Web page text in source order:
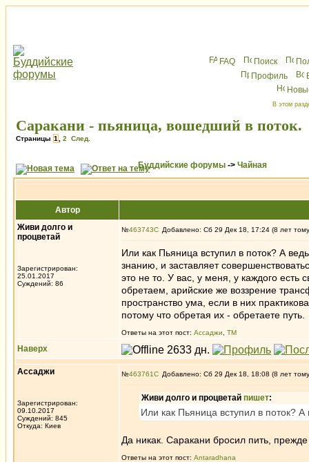
FAQ Поиск
Профиль
В этом
Саракани - пьяница, вошедший в поток.
Страницы 1 2 След.
Буддийские форумы -> Чайная
Автор
Живи долго и
процветай
Зарегистрирован:
25.01.2017
Суждений: 86
№463743 Добавлено: Сб 29 Дек 18, 17:24 (8 лет
Или как Пьяница вступил в поток? А
знанию, и заставляет
это не то. У вас, у меня, у каждого есть
обретаем, арийские же воззрение
пространство ума, если в них
потому что обретая их - обретаете путь.
Ответы на этот пост: Ассаджи ТМ
Наверх
Ассаджи
Зарегистрирован:
09.10.2017
Суждений: 845
Откуда: Киев
№463761 Добавлено: Сб 29 Дек 18, 18:08 (8 лет
Живи долго и процветай пишет:
Или как Пьяница вступил в поток?
Да никак. Саракани бросил пить,
Ответы на этот пост: Antaradhana